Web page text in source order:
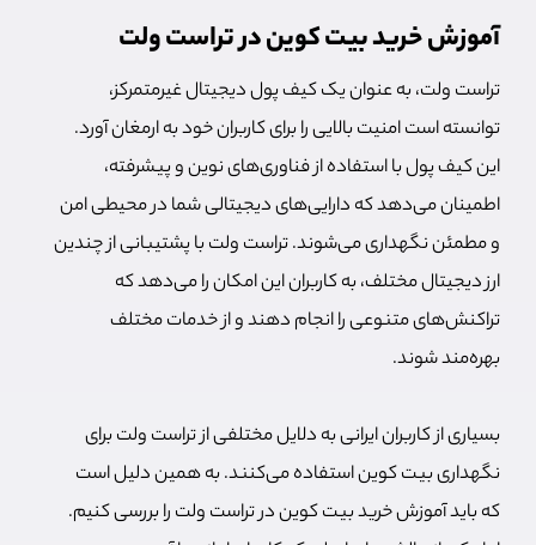
آموزش خرید بیت کوین در تراست ولت
تراست ولت، به عنوان یک کیف پول دیجیتال غیرمتمرکز،
توانسته است امنیت بالایی را برای کاربران خود به ارمغان آورد.
این کیف پول با استفاده از فناوری‌های نوین و پیشرفته،
اطمینان می‌دهد که دارایی‌های دیجیتالی شما در محیطی امن
و مطمئن نگهداری می‌شوند. تراست ولت با پشتیبانی از چندین
ارز دیجیتال مختلف، به کاربران این امکان را می‌دهد که
تراکنش‌های متنوعی را انجام دهند و از خدمات مختلف
بهره‌مند شوند.
بسیاری از کاربران ایرانی به دلایل مختلفی از تراست ولت برای
نگهداری بیت کوین استفاده می‌کنند. به همین دلیل است
که باید آموزش خرید بیت کوین در تراست ولت را بررسی کنیم.